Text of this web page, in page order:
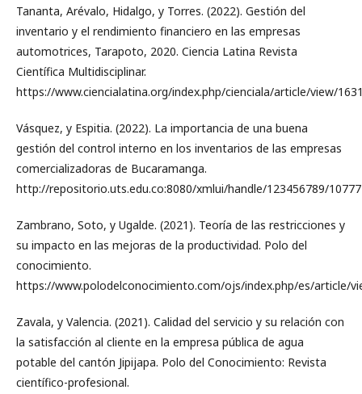
Tananta, Arévalo, Hidalgo, y Torres. (2022). Gestión del
inventario y el rendimiento financiero en las empresas
automotrices, Tarapoto, 2020. Ciencia Latina Revista
Científica Multidisciplinar.
https://www.ciencialatina.org/index.php/cienciala/article/view/
Vásquez, y Espitia. (2022). La importancia de una buena
gestión del control interno en los inventarios de las empresas
comercializadoras de Bucaramanga.
http://repositorio.uts.edu.co:8080/xmlui/handle/123456789/10777
Zambrano, Soto, y Ugalde. (2021). Teoría de las restricciones y
su impacto en las mejoras de la productividad. Polo del
conocimiento.
https://www.polodelconocimiento.com/ojs/index.php/es/article/
Zavala, y Valencia. (2021). Calidad del servicio y su relación con
la satisfacción al cliente en la empresa pública de agua
potable del cantón Jipijapa. Polo del Conocimiento: Revista
científico-profesional.